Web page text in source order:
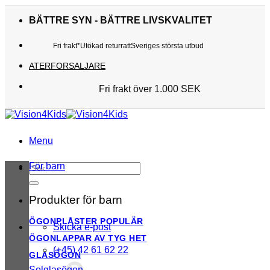
BÄTTRE SYN - BÄTTRE LIVSKVALITET
Fri frakt*Utökad returrattSveriges största utbud
ATERFORSALJARE
Fri frakt över 1.000 SEK
Kunderna älskar oss
Utökad returratt
Sveriges största utbud
Menu
Sök
efter:
Skicka e-post
(+45) 42 61 62 22
För barn
Produkter för barn
ÖGONPLÅSTER
ÖGONLAPPAR AV TYG
GLASÖGON